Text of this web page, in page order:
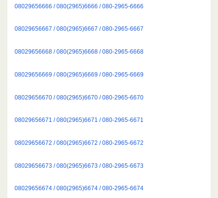
08029656666 / 080(2965)6666 / 080-2965-6666
08029656667 / 080(2965)6667 / 080-2965-6667
08029656668 / 080(2965)6668 / 080-2965-6668
08029656669 / 080(2965)6669 / 080-2965-6669
08029656670 / 080(2965)6670 / 080-2965-6670
08029656671 / 080(2965)6671 / 080-2965-6671
08029656672 / 080(2965)6672 / 080-2965-6672
08029656673 / 080(2965)6673 / 080-2965-6673
08029656674 / 080(2965)6674 / 080-2965-6674